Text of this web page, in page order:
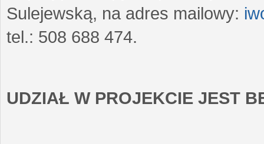
Sulejewską, na adres mailowy:
tel.: 508 688 474.
UDZIAŁ W PROJEKCIE JEST